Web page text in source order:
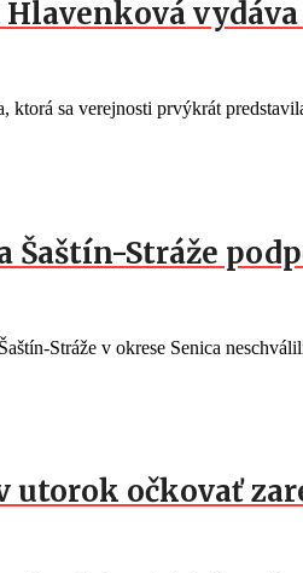
ktorá sa verejnosti prvýkrát
Šaštín-Stráže
Stráže v okrese Senica
utorok očkovať